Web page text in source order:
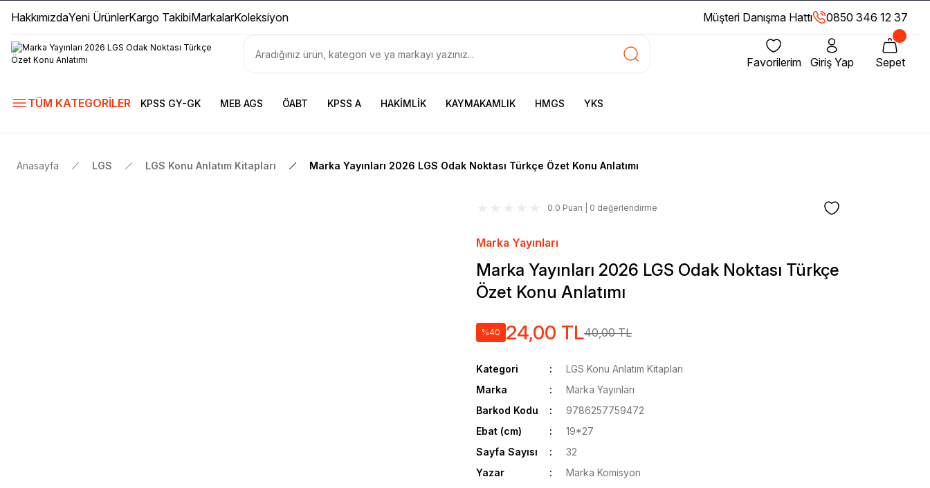
HakkımızdaYeni ÜrünlerKargo TakibiMarkalarKoleksiyon Müşteri Danışma Hattı 0850 346 12 37
Favorilerim Giriş Yap Sepet
TÜM KATEGORİLER KPSS GY-GK MEB AGS ÖABT KPSS A HAKİMLİK KAYMAKAMLIK HMGS YKS
Anasayfa LGS LGS Konu Anlatım Kitapları Marka Yayınları 2026 LGS Odak Noktası Türkçe Özet Konu Anlatımı
0.0 Puan | 0 değerlendirme
Marka Yayınları
Marka Yayınları 2026 LGS Odak Noktası Türkçe
Özet Konu Anlatımı
%40 24,00 TL40,00 TL
Kategori
LGS Konu Anlatım Kitapları
Marka
Marka Yayınları
Barkod Kodu
9786257759472
Ebat (cm)
19*27
Sayfa Sayısı
32
Yazar
Marka Komisyon